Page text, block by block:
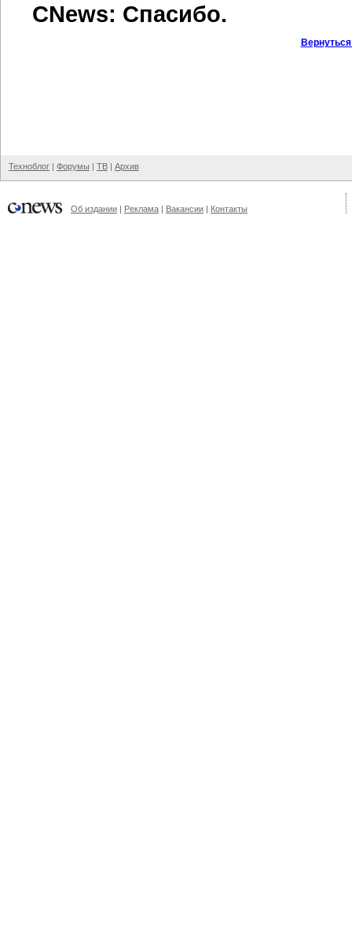
CNews: Спасибо.
Техноблог | Форумы | ТВ | Архив
Об издании | Реклама | Вакансии | Контакты